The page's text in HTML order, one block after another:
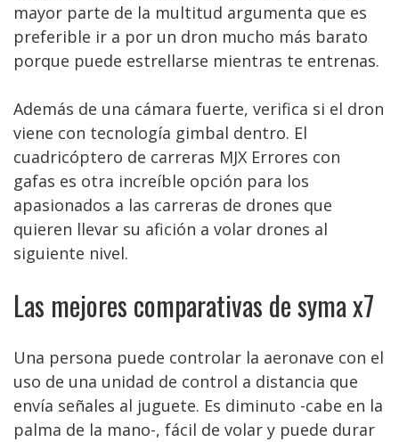
mayor parte de la multitud argumenta que es
preferible ir a por un dron mucho más barato
porque puede estrellarse mientras te entrenas.
Además de una cámara fuerte, verifica si el dron
viene con tecnología gimbal dentro. El
cuadricóptero de carreras MJX Errores con
gafas es otra increíble opción para los
apasionados a las carreras de drones que
quieren llevar su afición a volar drones al
siguiente nivel.
Las mejores comparativas de syma x7
Una persona puede controlar la aeronave con el
uso de una unidad de control a distancia que
envía señales al juguete. Es diminuto -cabe en la
palma de la mano-, fácil de volar y puede durar